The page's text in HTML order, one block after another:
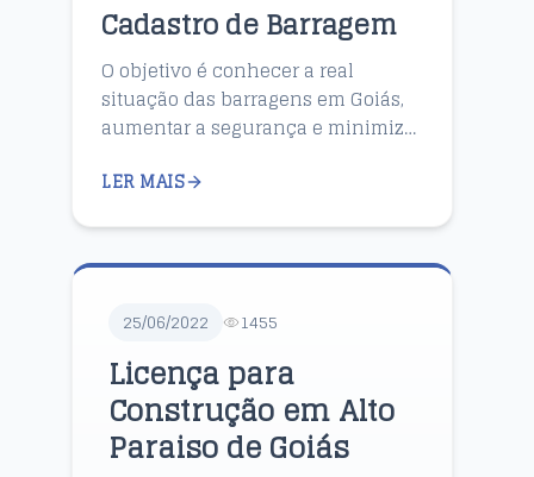
Cadastro de Barragem
O objetivo é conhecer a real
situação das barragens em Goiás,
aumentar a segurança e minimizar
Estado possui entre 9 mil e 28 mil
LER MAIS
25/06/2022 1455
Licença para
Construção em Alto
Paraiso de Goiás